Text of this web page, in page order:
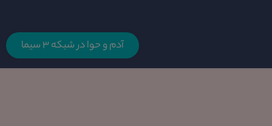
آدم و حوا در شبکه 3 سیما